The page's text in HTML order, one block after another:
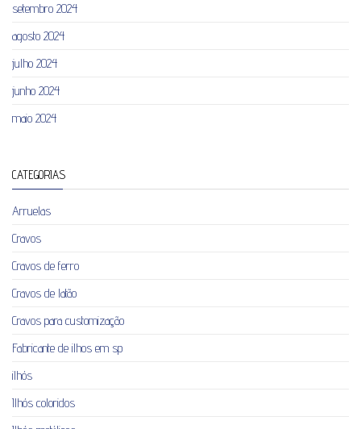
setembro 2024
agosto 2024
julho 2024
junho 2024
maio 2024
CATEGORIAS
Arruelas
Cravos
Cravos de ferro
Cravos de latão
Cravos para customização
Fabricante de ilhos em sp
ilhós
Ilhós coloridos